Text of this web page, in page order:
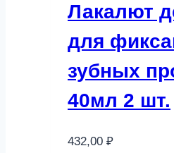
Лакалют
для
зубных
40мл 2 шт.
432,00 ₽